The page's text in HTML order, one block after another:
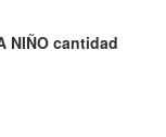
NIÑO cantidad